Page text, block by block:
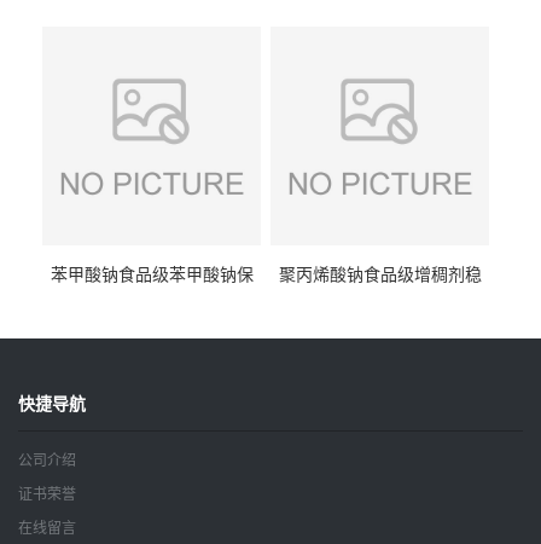
苯甲酸钠食品级苯甲酸钠保
聚丙烯酸钠食品级增稠剂稳
快捷导航
公司介绍
证书荣誉
在线留言